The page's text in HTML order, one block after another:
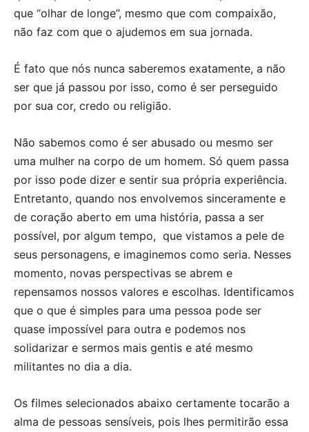
que “olhar de longe”, mesmo que com compaixão,
não faz com que o ajudemos em sua jornada.
É fato que nós nunca saberemos exatamente, a não
ser que já passou por isso, como é ser perseguido
por sua cor, credo ou religião.
Não sabemos como é ser abusado ou mesmo ser
uma mulher na corpo de um homem. Só quem passa
por isso pode dizer e sentir sua própria experiência.
Entretanto, quando nos envolvemos sinceramente e
de coração aberto em uma história, passa a ser
possível, por algum tempo, que vistamos a pele de
seus personagens, e imaginemos como seria. Nesses
momento, novas perspectivas se abrem e
repensamos nossos valores e escolhas. Identificamos
que o que é simples para uma pessoa pode ser
quase impossível para outra e podemos nos
solidarizar e sermos mais gentis e até mesmo
militantes no dia a dia.
Os filmes selecionados abaixo certamente tocarão a
alma de pessoas sensíveis, pois lhes permitirão essa